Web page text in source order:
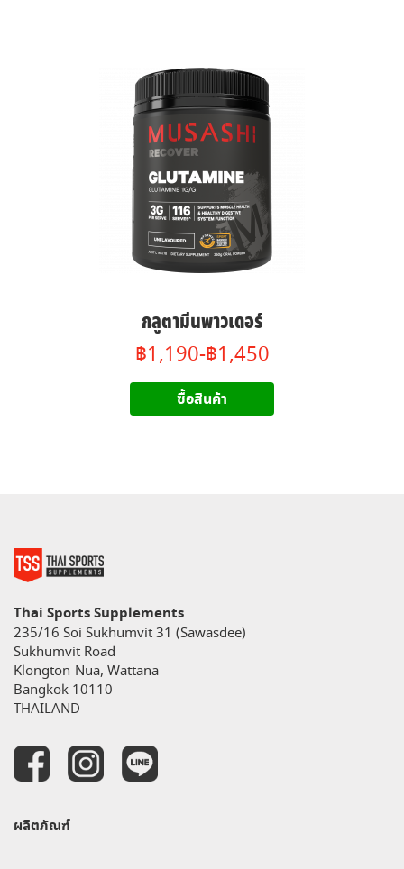
กลูตามีนพาวเดอร์
฿1,190-฿1,450
ซื้อสินค้า
Thai Sports Supplements
235/16 Soi Sukhumvit 31 (Sawasdee)
Sukhumvit Road
Klongton-Nua, Wattana
Bangkok 10110
THAILAND
ผลิตภัณฑ์